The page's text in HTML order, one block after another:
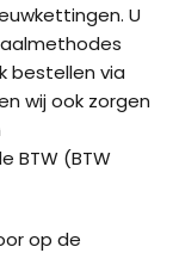
U
bestellen via
wij ook zorgen
BTW (BTW
op de